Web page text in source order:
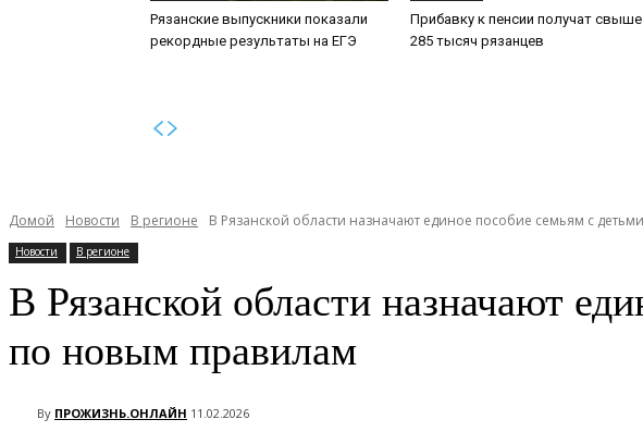
Рязанские выпускники показали
рекордные результаты на ЕГЭ
Прибавку к пенсии получат свыше
285 тысяч рязанцев